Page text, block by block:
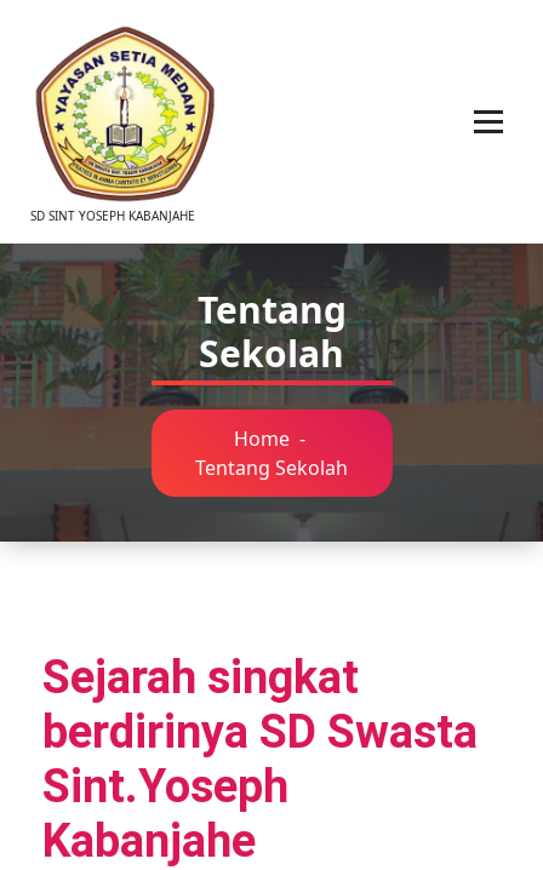
SD SINT YOSEPH KABANJAHE
Tentang
Sekolah
Home-
Tentang Sekolah
Sejarah singkat
berdirinya SD Swasta
Sint.Yoseph
Kabanjahe